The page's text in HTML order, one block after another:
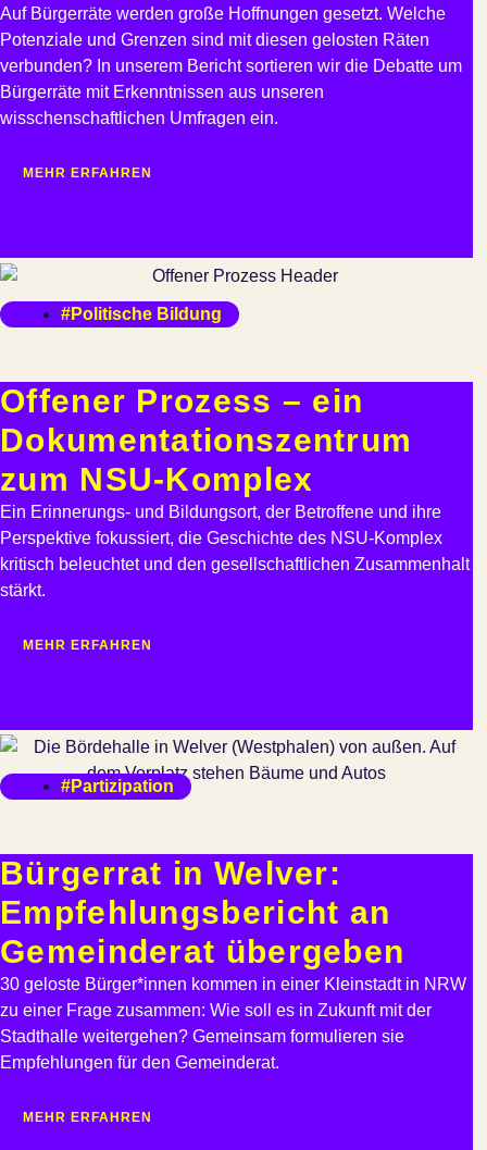
Auf Bürgerräte werden große Hoffnungen gesetzt. Welche
Potenziale und Grenzen sind mit diesen gelosten Räten
verbunden? In unserem Bericht sortieren wir die Debatte um
Bürgerräte mit Erkenntnissen aus unseren
wisschenschaftlichen Umfragen ein.
MEHR ERFAHREN
#Politische Bildung
Offener Prozess – ein
Dokumen­tations­zentrum
zum NSU-Komplex
Ein Erinnerungs- und Bildungsort, der Betroffene und ihre
Perspektive fokussiert, die Geschichte des NSU-Komplex
kritisch beleuchtet und den gesellschaftlichen Zusammenhalt
stärkt.
MEHR ERFAHREN
#Partizipation
Bürgerrat in Welver:
Empfehlungsbericht an
Gemeinderat übergeben
30 geloste Bürger*innen kommen in einer Kleinstadt in NRW
zu einer Frage zusammen: Wie soll es in Zukunft mit der
Stadthalle weitergehen? Gemeinsam formulieren sie
Empfehlungen für den Gemeinderat.
MEHR ERFAHREN